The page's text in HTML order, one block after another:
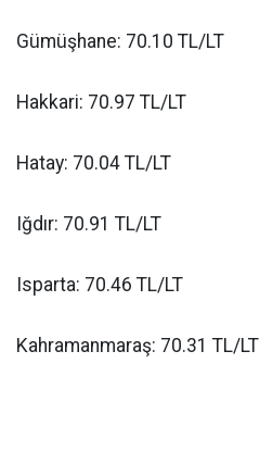
Gümüşhane: 70.10 TL/LT
Hakkari: 70.97 TL/LT
Hatay: 70.04 TL/LT
Iğdır: 70.91 TL/LT
Isparta: 70.46 TL/LT
Kahramanmaraş: 70.31 TL/LT